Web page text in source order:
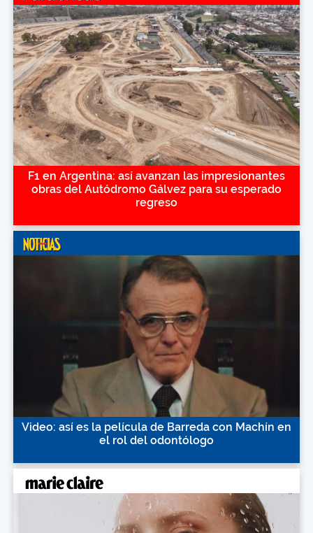
F1 en Argentina: así avanzan las impresionantes
obras del Autódromo Gálvez para su esperado
regreso
Video: así es la película de Barreda con Machín en
el rol del odontólogo